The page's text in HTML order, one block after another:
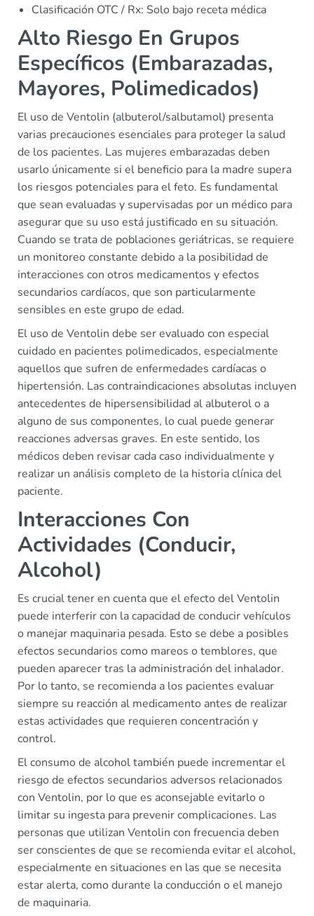
Clasificación OTC / Rx: Solo bajo receta médica
Alto Riesgo En Grupos
Específicos (Embarazadas,
Mayores, Polimedicados)
El uso de Ventolin (albuterol/salbutamol) presenta
varias precauciones esenciales para proteger la salud
de los pacientes. Las mujeres embarazadas deben
usarlo únicamente si el beneficio para la madre supera
los riesgos potenciales para el feto. Es fundamental
que sean evaluadas y supervisadas por un médico para
asegurar que su uso está justificado en su situación.
Cuando se trata de poblaciones geriátricas, se requiere
un monitoreo constante debido a la posibilidad de
interacciones con otros medicamentos y efectos
secundarios cardíacos, que son particularmente
sensibles en este grupo de edad.
El uso de Ventolin debe ser evaluado con especial
cuidado en pacientes polimedicados, especialmente
aquellos que sufren de enfermedades cardíacas o
hipertensión. Las contraindicaciones absolutas incluyen
antecedentes de hipersensibilidad al albuterol o a
alguno de sus componentes, lo cual puede generar
reacciones adversas graves. En este sentido, los
médicos deben revisar cada caso individualmente y
realizar un análisis completo de la historia clínica del
paciente.
Interacciones Con
Actividades (Conducir,
Alcohol)
Es crucial tener en cuenta que el efecto del Ventolin
puede interferir con la capacidad de conducir vehículos
o manejar maquinaria pesada. Esto se debe a posibles
efectos secundarios como mareos o temblores, que
pueden aparecer tras la administración del inhalador.
Por lo tanto, se recomienda a los pacientes evaluar
siempre su reacción al medicamento antes de realizar
estas actividades que requieren concentración y
control.
El consumo de alcohol también puede incrementar el
riesgo de efectos secundarios adversos relacionados
con Ventolin, por lo que es aconsejable evitarlo o
limitar su ingesta para prevenir complicaciones. Las
personas que utilizan Ventolin con frecuencia deben
ser conscientes de que se recomienda evitar el alcohol,
especialmente en situaciones en las que se necesita
estar alerta, como durante la conducción o el manejo
de maquinaria.